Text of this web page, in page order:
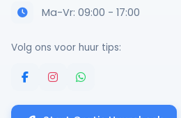
Ma-Vr: 09:00 - 17:00
Volg ons voor huur tips: